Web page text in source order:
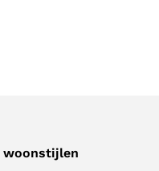
woonstijlen